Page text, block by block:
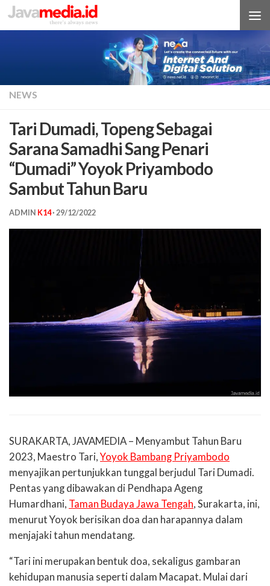
Skip to content
NEWS
Tari Dumadi, Topeng Sebagai
Sarana Samadhi Sang Penari
“Dumadi” Yoyok Priyambodo
Sambut Tahun Baru
ADMIN K14· 29/12/2022
SURAKARTA, JAVAMEDIA – Menyambut Tahun Baru
2023, Maestro Tari,Yoyok Bambang Priyambodo
menyajikan pertunjukkan tunggal berjudul Tari Dumadi.
Pentas yang dibawakan di Pendhapa Ageng
Humardhani, Taman Budaya Jawa Tengah, Surakarta, ini,
menurut Yoyok berisikan doa dan harapannya dalam
menjajaki tahun mendatang.
“Tari ini merupakan bentuk doa, sekaligus gambaran
kehidupan manusia seperti dalam Macapat. Mulai dari